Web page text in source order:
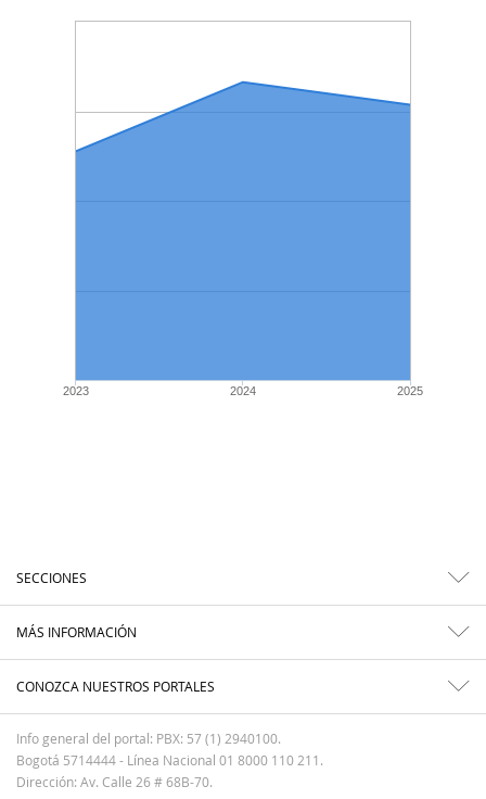
2023 2024 2025
SECCIONES
MÁS INFORMACIÓN
CONOZCA NUESTROS PORTALES
Info general del portal: PBX: 57 (1) 2940100.
Bogotá 5714444 - Línea Nacional 01 8000 110 211.
Dirección: Av. Calle 26 # 68B-70.